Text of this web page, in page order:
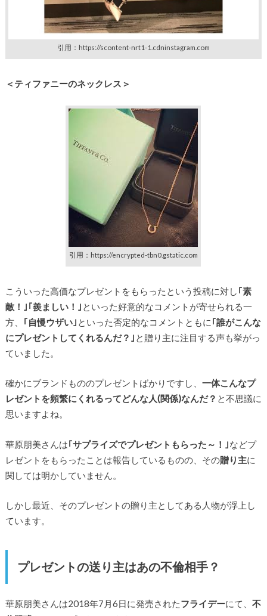
引用：https://scontent-nrt1-1.cdninstagram.com
＜ティファニーのネックレス＞
引用：https://encrypted-tbn0.gstatic.com
こういった高価なプレゼントをもらったという投稿に対し ｢素
敵！｣｢羨ましい！｣ といった好意的なコメントが寄せられる一
方、
｢自慢ウザい｣ といった否定的なコメントともに ｢誰がこんな
にプレゼントしてくれるんだ？｣ と贈り主に注目する声も挙がっ
ていました。
確かにブランドもののプレゼントばかりですし、 一体こんなプ
レゼントを頻繁にくれるってどんな人(関係)なんだ？ と不思議に
思いますよね。
華原朋美さんは｢サプライズでプレゼントもらった～！｣などプ
レゼントをもらったことは報告しているものの、その贈り主に
関しては明かしていません。
しかし最近、そのプレゼントの贈り主としてある人物が浮上し
ています。
プレゼントの送り主はあの不倫相手？
華原朋美さんは2018年7月6日に発売されたフライデーにて、 不